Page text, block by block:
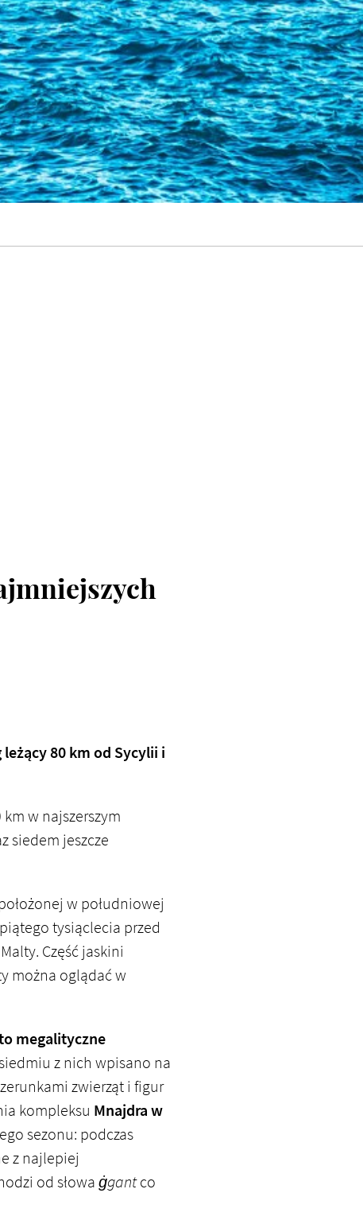
80 km od Sycylii i
w najszerszym
siedem jeszcze
w południowej
tysiąclecia przed
Część jaskini
można oglądać w
megalityczne
z nich wpisano na
zwierząt i figur
kompleksu Mnajdra w
sezonu: podczas
z najlepiej
od słowaġgantco